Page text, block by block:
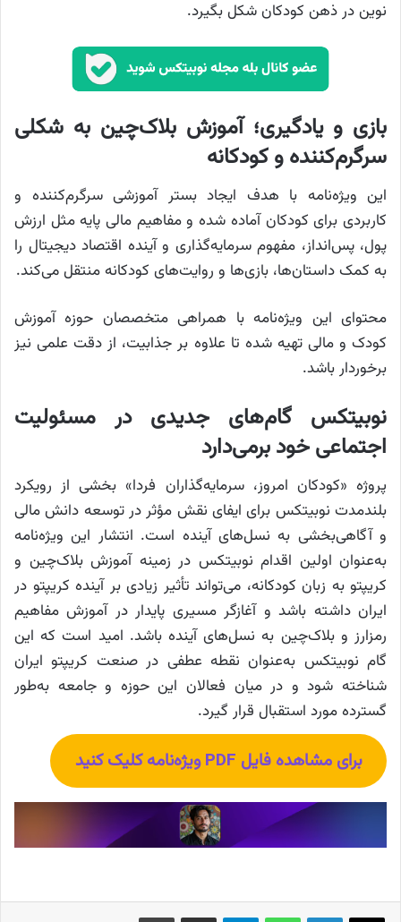
نوین در ذهن کودکان شکل بگیرد.
بازی و یادگیری؛ آموزش بلاک‌چین به شکلی
سرگرم‌کننده و کودکانه
این ویژه‌نامه با هدف ایجاد بستر آموزشی سرگرم‌کننده و
کاربردی برای کودکان آماده شده و مفاهیم مالی پایه مثل ارزش
پول، پس‌انداز، مفهوم سرمایه‌گذاری و آینده اقتصاد دیجیتال را
به کمک داستان‌ها، بازی‌ها و روایت‌های کودکانه منتقل می‌کند.
محتوای این ویژه‌نامه با همراهی متخصصان حوزه آموزش
کودک و مالی تهیه شده تا علاوه بر جذابیت، از دقت علمی نیز
برخوردار باشد.
نوبیتکس گام‌های جدیدی در مسئولیت
اجتماعی خود برمی‌دارد
پروژه «کودکان امروز، سرمایه‌گذاران فردا» بخشی از رویکرد
بلندمدت نوبیتکس برای ایفای نقش مؤثر در توسعه دانش مالی
و آگاهی‌بخشی به نسل‌های آینده است. انتشار این ویژه‌نامه
به‌عنوان اولین اقدام نوبیتکس در زمینه آموزش بلاک‌چین و
کریپتو به زبان کودکانه، می‌تواند تأثیر زیادی بر آینده کریپتو در
ایران داشته باشد و آغازگر مسیری پایدار در آموزش مفاهیم
رمزارز و بلاک‌چین به نسل‌های آینده باشد. امید است که این
گام نوبیتکس به‌عنوان نقطه عطفی در صنعت کریپتو ایران
شناخته شود و در میان فعالان این حوزه و جامعه به‌طور
گسترده مورد استقبال قرار گیرد.
برای مشاهده فایل PDF ویژه‌نامه کلیک کنید
X لینکدین واتس آپ تلگرام اشتراک گذاری از طریق ایمیل چاپ